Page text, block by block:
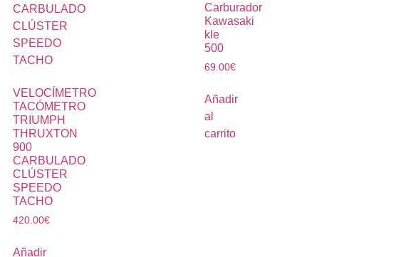
VELOCÍMETRO
TACÓMETRO
TRIUMPH
THRUXTON
900
CARBULADO
CLÚSTER
SPEEDO
TACHO
420.00€
Añadir
Carburador
Kawasaki
kle
500
69.00€
Añadir
al
carrito